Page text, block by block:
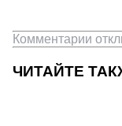
Комментарии
ЧИТАЙТЕ